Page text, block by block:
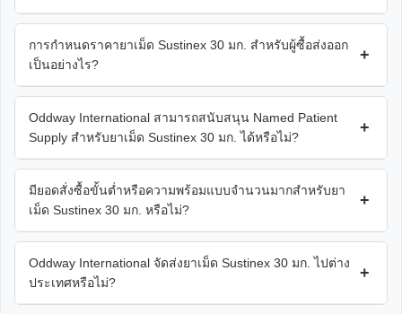
การกำหนดราคายาเม็ด Sustinex 30 มก. สำหรับผู้ซื้อส่งออก
เป็นอย่างไร?
+
Oddway International สามารถสนับสนุน Named Patient
Supply สำหรับยาเม็ด Sustinex 30 มก. ได้หรือไม่?
+
มียอดสั่งซื้อขั้นต่ำหรือความพร้อมแบบจำนวนมากสำหรับยา
เม็ด Sustinex 30 มก. หรือไม่?
+
Oddway International จัดส่งยาเม็ด Sustinex 30 มก. ไปต่าง
ประเทศหรือไม่?
+